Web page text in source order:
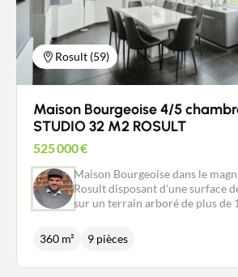
Rosult (59)
Maison Bourgeoise 4/5
STUDIO 32 M2 ROSULT
525 000€
Maison Bourgeoise dans le
Rosult disposant d'une surface
sur un terrain arboré de plus de
(Bus et gare SNCF accessibles à
autoroute en moins de 5 minutes). Le rez-
360 m² 9 pièces